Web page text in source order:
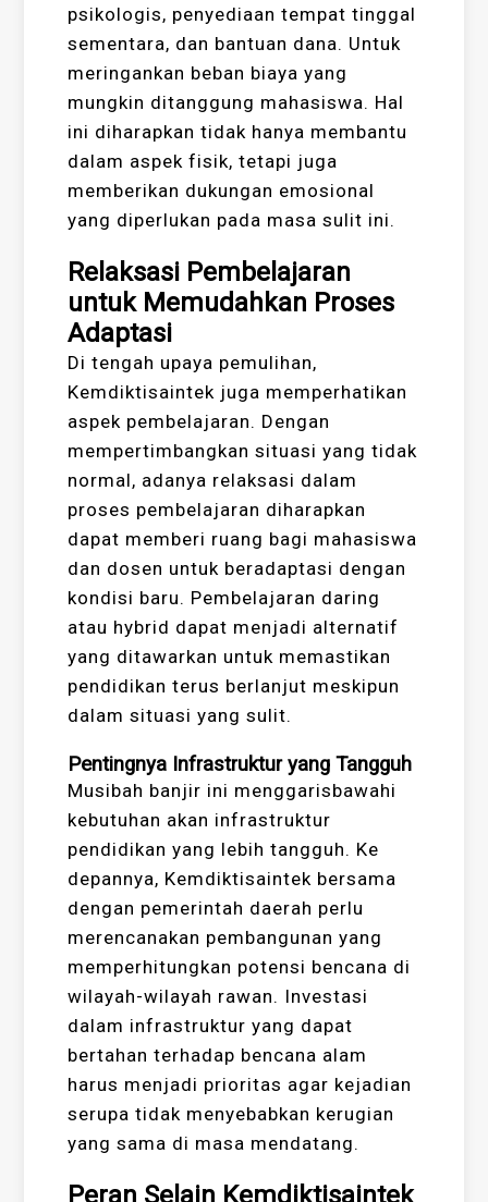
psikologis, penyediaan tempat tinggal
sementara, dan bantuan dana. Untuk
meringankan beban biaya yang
mungkin ditanggung mahasiswa. Hal
ini diharapkan tidak hanya membantu
dalam aspek fisik, tetapi juga
memberikan dukungan emosional
yang diperlukan pada masa sulit ini.
Relaksasi Pembelajaran
untuk Memudahkan Proses
Adaptasi
Di tengah upaya pemulihan,
Kemdiktisaintek juga memperhatikan
aspek pembelajaran. Dengan
mempertimbangkan situasi yang tidak
normal, adanya relaksasi dalam
proses pembelajaran diharapkan
dapat memberi ruang bagi mahasiswa
dan dosen untuk beradaptasi dengan
kondisi baru. Pembelajaran daring
atau hybrid dapat menjadi alternatif
yang ditawarkan untuk memastikan
pendidikan terus berlanjut meskipun
dalam situasi yang sulit.
Pentingnya Infrastruktur yang Tangguh
Musibah banjir ini menggarisbawahi
kebutuhan akan infrastruktur
pendidikan yang lebih tangguh. Ke
depannya, Kemdiktisaintek bersama
dengan pemerintah daerah perlu
merencanakan pembangunan yang
memperhitungkan potensi bencana di
wilayah-wilayah rawan. Investasi
dalam infrastruktur yang dapat
bertahan terhadap bencana alam
harus menjadi prioritas agar kejadian
serupa tidak menyebabkan kerugian
yang sama di masa mendatang.
Peran Selain Kemdiktisaintek